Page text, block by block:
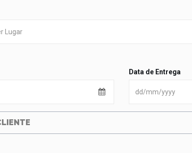
Data de Entrega